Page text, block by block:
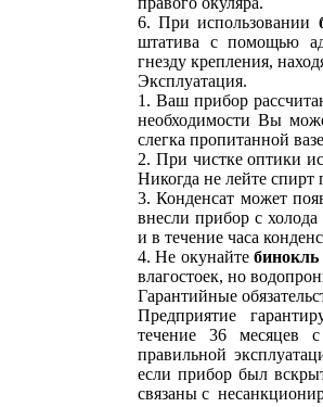
6. При использовании
штатива с помощью
гнезду крепления,
Эксплуатация.
1. Ваш прибор
необходимости Вы
слегка пропитанной
2. При чистке оптики
Никогда не лейте спирт
3. Конденсат может
внесли прибор с
и в течение часа
4. Не окунайтебинокль
влагостоек, но
Гарантийные
Предприятие
течение 36 месяцев
правильной
если прибор был
связаны с